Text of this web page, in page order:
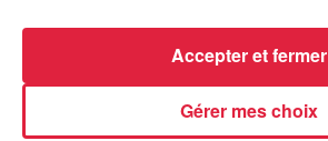
À découvrir également
Gérer mes choix
Accepter et fermer